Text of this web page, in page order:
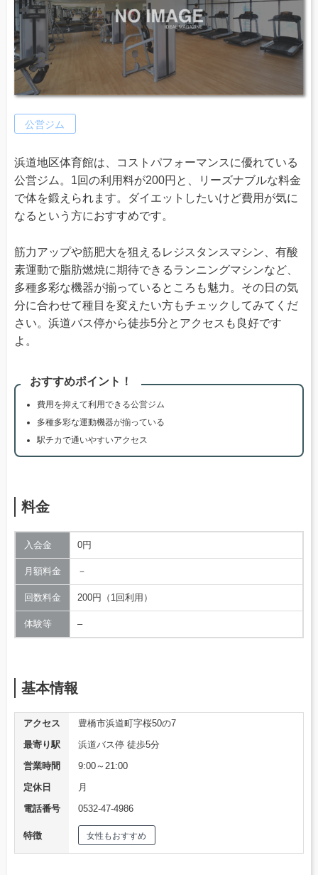
公営ジム
浜道地区体育館は、コストパフォーマンスに優れている
公営ジム。1回の利用料が200円と、リーズナブルな料金
で体を鍛えられます。ダイエットしたいけど費用が気に
なるという方におすすめです。
筋力アップや筋肥大を狙えるレジスタンスマシン、有酸
素運動で脂肪燃焼に期待できるランニングマシンなど、
多種多彩な機器が揃っているところも魅力。その日の気
分に合わせて種目を変えたい方もチェックしてみてくだ
さい。浜道バス停から徒歩5分とアクセスも良好です
よ。
おすすめポイント！
費用を抑えて利用できる公営ジム
多種多彩な運動機器が揃っている
駅チカで通いやすいアクセス
料金
入会金 0円
月額料金 －
回数料金 200円（1回利用）
体験等 –
基本情報
アクセス
豊橋市浜道町字桜50の7
最寄り駅
浜道バス停 徒歩5分
営業時間
9:00～21:00
定休日
月
電話番号
0532-47-4986
特徴 女性もおすすめ